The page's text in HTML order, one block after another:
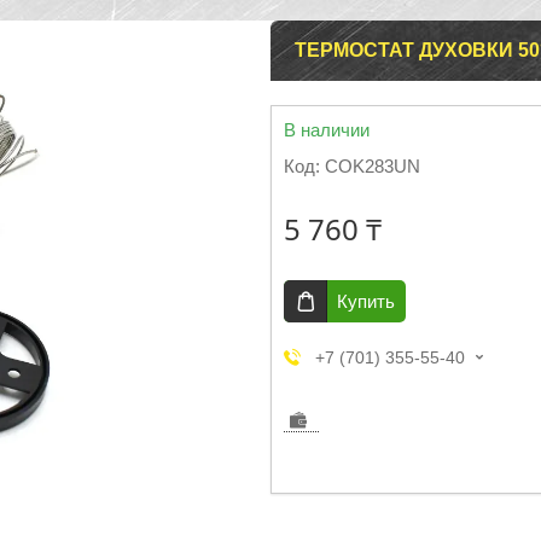
ТЕРМОСТАТ ДУХОВКИ
В наличии
Код: COK283UN
5 760 ₸
Купить
+7 (701) 355-55-40